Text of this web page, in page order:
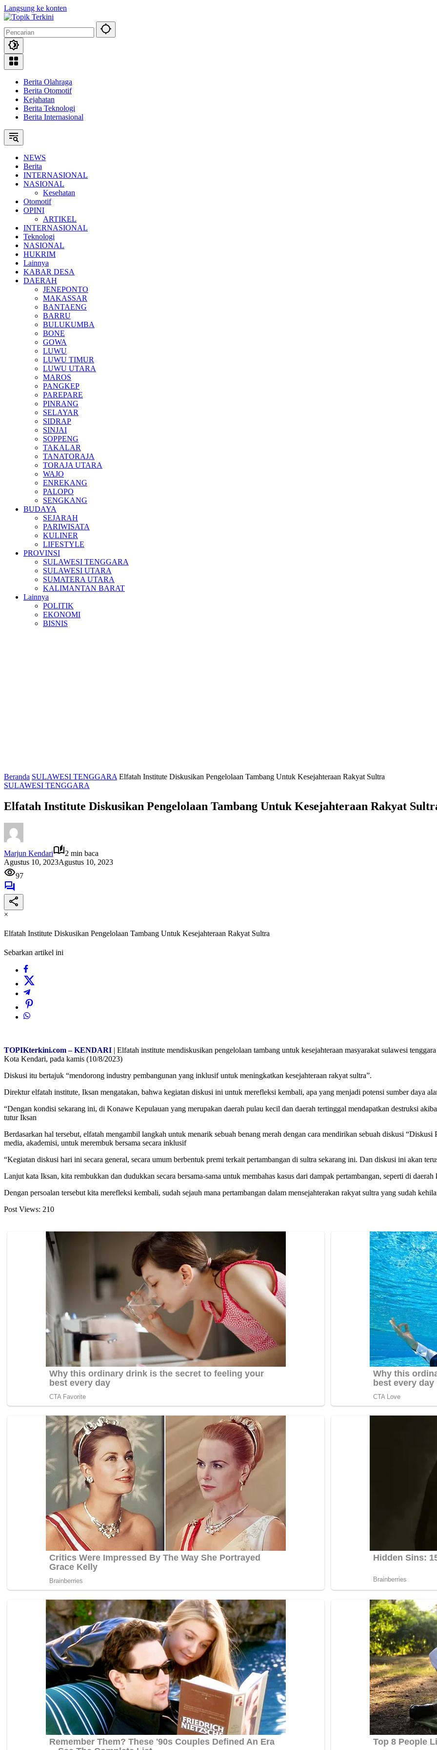
Langsung ke konten
Berita Olahraga
Berita Otomotif
Kejahatan
Berita Teknologi
Berita Internasional
NEWS
Berita
INTERNASIONAL
NASIONAL
Kesehatan
Otomotif
OPINI
ARTIKEL
INTERNASIONAL
Teknologi
NASIONAL
HUKRIM
Lainnya
KABAR DESA
DAERAH
JENEPONTO
MAKASSAR
BANTAENG
BARRU
BULUKUMBA
BONE
GOWA
LUWU
LUWU TIMUR
LUWU UTARA
MAROS
PANGKEP
PAREPARE
PINRANG
SELAYAR
SIDRAP
SINJAI
SOPPENG
TAKALAR
TANATORAJA
TORAJA UTARA
WAJO
ENREKANG
PALOPO
SENGKANG
BUDAYA
SEJARAH
PARIWISATA
KULINER
LIFESTYLE
PROVINSI
SULAWESI TENGGARA
SULAWESI UTARA
SUMATERA UTARA
KALIMANTAN BARAT
Lainnya
POLITIK
EKONOMI
BISNIS
Beranda SULAWESI TENGGARA Elfatah Institute Diskusikan Pengelolaan Tambang Untuk Kesejahteraan Rakyat Sultra
SULAWESI TENGGARA
Elfatah Institute Diskusikan Pengelolaan Tambang Untuk Kesejahteraan Rakyat
Marjun Kendari
2 min baca
Agustus 10, 2023Agustus 10, 2023
97
×
Elfatah Institute Diskusikan Pengelolaan Tambang Untuk Kesejahteraan Rakyat Sultra
Sebarkan artikel ini
TOPIKterkini.com – KENDARI | Elfatah institute mendiskusikan pengelolaan tambang untuk kesejahteraan masyarakat sulawesi
Kota Kendari, pada kamis (10/8/2023)
Diskusi itu bertajuk “mendorong industry pembangunan yang inklusif untuk meningkatkan kesejahteraan rakyat sultra”.
Direktur elfatah institute, Iksan mengatakan, bahwa kegiatan diskusi ini untuk merefleksi kembali, apa yang menjadi potensi sumber daya
“Dengan kondisi sekarang ini, di Konawe Kepulauan yang merupakan daerah pulau kecil dan daerah tertinggal mendapatkan destruksi
tutur Iksan
Berdasarkan hal tersebut, elfatah mengambil langkah untuk menarik sebuah benang merah dengan cara mendirikan sebuah diskusi
media, akademisi, untuk merembuk bersama secara inklusif
“Kegiatan diskusi hari ini secara general, secara umum berbentuk premi terkait pertambangan di sultra sekarang ini. Dan diskusi ini akan
Lanjut kata Iksan, kita rembukkan dan dudukkan secara bersama-sama untuk membahas kasus dari dampak pertambangan, seperti di
Dengan persoalan tersebut kita merefleksi kembali, sudah sejauh mana pertambangan dalam mensejahterakan rakyat sultra yang sudah
Post Views: 210